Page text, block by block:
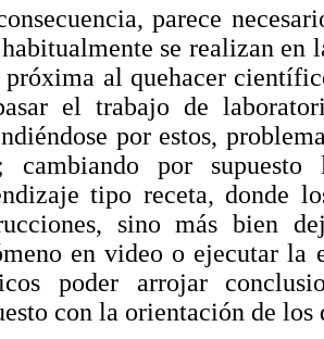
parece
se realizan en
próxima al quehacer
el trabajo de
por estos,
cambiando por
tipo receta, donde
sino más bien
en video o ejecutar la
poder arrojar
con la orientación de los